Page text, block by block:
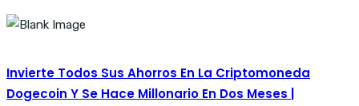
Invierte Todos Sus Ahorros En La Criptomoneda
Dogecoin Y Se Hace Millonario En Dos Meses |